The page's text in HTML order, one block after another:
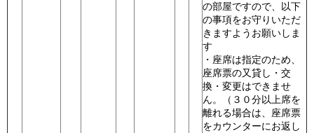
の部屋ですので、以下
の事項をお守りいただ
きますようお願いしま
す
・座席は指定のため、
座席票の又貸し・交
換・変更はできませ
ん。（３０分以上席を
離れる場合は、座席票
をカウンターにお返し